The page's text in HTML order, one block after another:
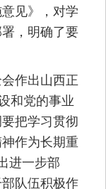
见》，对学
，明确了要
作出山西正
和党的事业
把学习贯彻
作为长期重
进一步部
队伍积极作